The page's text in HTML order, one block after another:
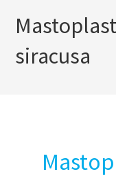
siracusa